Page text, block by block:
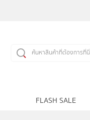
FLASH SALE